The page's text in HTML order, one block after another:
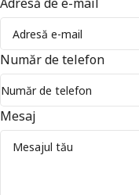
Număr de telefon
Mesaj